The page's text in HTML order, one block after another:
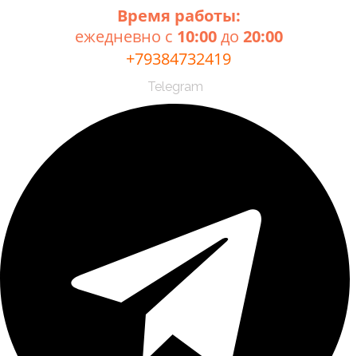
Время работы:
ежедневно с 10:00до 20:00
+79384732419
Telegram